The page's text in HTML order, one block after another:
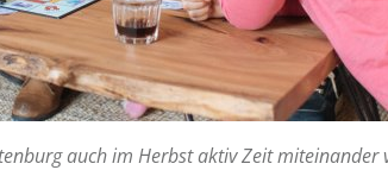
auch im Herbst aktiv Zeit miteinander